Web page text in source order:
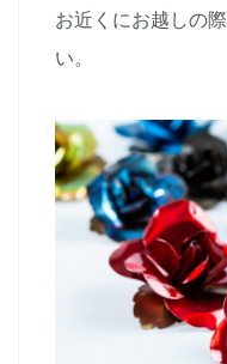
お近くにお越しの
い。